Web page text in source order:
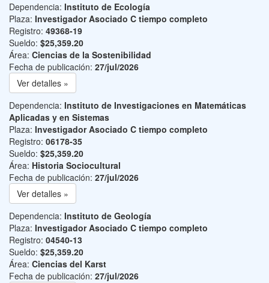
Dependencia: Instituto de Ecología
Plaza: Investigador Asociado C tiempo completo
Registro: 49368-19
Sueldo: $25,359.20
Área: Ciencias de la Sostenibilidad
Fecha de publicación: 27/jul/2026
Ver detalles »
Dependencia: Instituto de Investigaciones en Matemáticas
Aplicadas y en Sistemas
Plaza: Investigador Asociado C tiempo completo
Registro: 06178-35
Sueldo: $25,359.20
Área: Historia Sociocultural
Fecha de publicación: 27/jul/2026
Ver detalles »
Dependencia: Instituto de Geología
Plaza: Investigador Asociado C tiempo completo
Registro: 04540-13
Sueldo: $25,359.20
Área: Ciencias del Karst
Fecha de publicación: 27/jul/2026